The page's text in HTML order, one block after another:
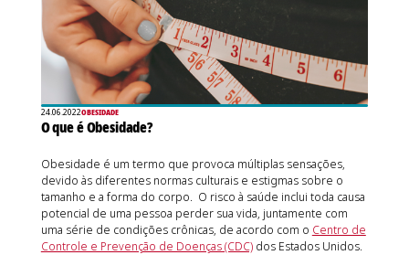
24.06.2022OBESIDADE
O que é Obesidade?
Obesidade é um termo que provoca múltiplas sensações,
devido às diferentes normas culturais e estigmas sobre o
tamanho e a forma do corpo. O risco à saúde inclui toda causa
potencial de uma pessoa perder sua vida, juntamente com
uma série de condições crônicas, de acordo com o Centro de
Controle e Prevenção de Doenças (CDC)dos Estados Unidos.